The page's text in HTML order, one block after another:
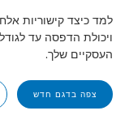
העסקיים שלך.
צפה בדגם חדש